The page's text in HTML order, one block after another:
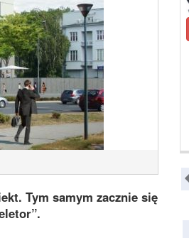
Tym samym zacznie się